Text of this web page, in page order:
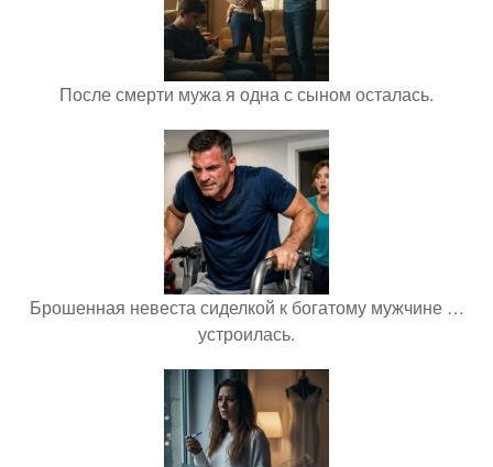
После смерти мужа я одна с сыном осталась.
Брошенная невеста сиделкой к богатому мужчине …
устроилась.